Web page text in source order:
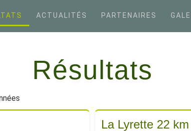
ACTUALITÉS PARTENAIRES
Résultats
La Lyrette 22 km